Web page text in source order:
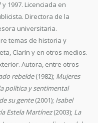
y 1997. Licenciada en
Directora de la
universitaria.
temas de historia y
Clarín y en otros medios.
Autora, entre otros
rebelde(1982); Mujeres
política y sentimental
su gente(2001); Isabel
Estela Martínez(2003); La